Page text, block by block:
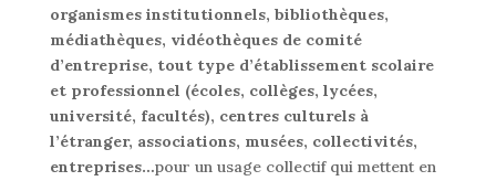
organismes institutionnels, bibliothèques,
médiathèques, vidéothèques de comité
d’entreprise, tout type d’établissement scolaire
et professionnel (écoles, collèges, lycées,
université, facultés), centres culturels à
l’étranger, associations, musées, collectivités,
entreprises…pour un usage collectif qui mettent en